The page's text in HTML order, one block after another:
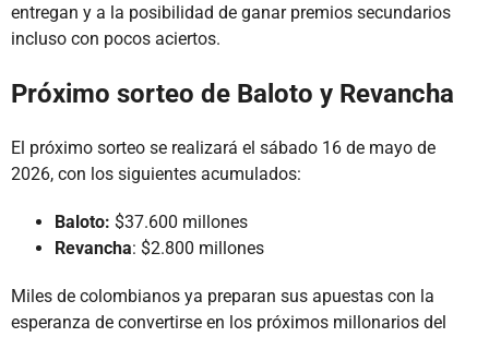
entregan y a la posibilidad de ganar premios secundarios
incluso con pocos aciertos.
Próximo sorteo de Baloto y Revancha
El próximo sorteo se realizará el sábado 16 de mayo de
2026, con los siguientes acumulados:
Baloto: $37.600 millones
Revancha: $2.800 millones
Miles de colombianos ya preparan sus apuestas con la
esperanza de convertirse en los próximos millonarios del